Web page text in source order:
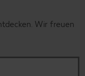
Wir freuen